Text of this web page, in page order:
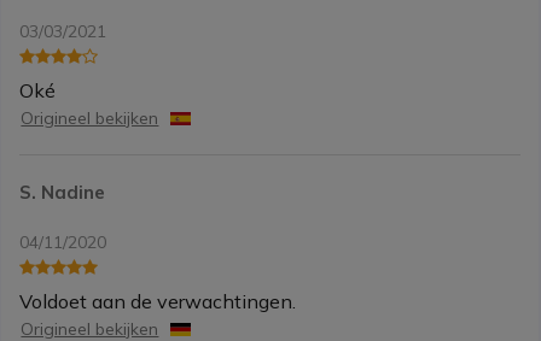
03/03/2021
Oké
Origineel bekijken
S. Nadine
04/11/2020
Voldoet aan de verwachtingen.
Origineel bekijken